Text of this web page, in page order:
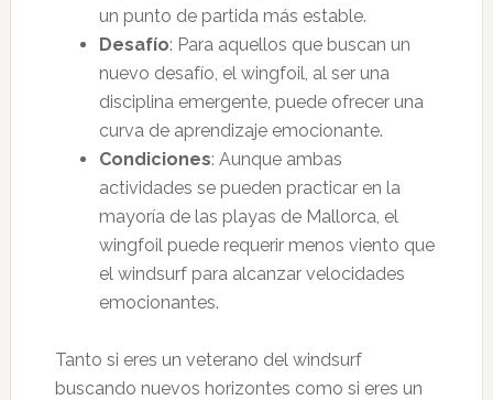
un punto de partida más estable.
Desafío: Para aquellos que buscan un
nuevo desafío, el wingfoil, al ser una
disciplina emergente, puede ofrecer una
curva de aprendizaje emocionante.
Condiciones: Aunque ambas
actividades se pueden practicar en la
mayoría de las playas de Mallorca, el
wingfoil puede requerir menos viento que
el windsurf para alcanzar velocidades
emocionantes.
Tanto si eres un veterano del windsurf
buscando nuevos horizontes como si eres un